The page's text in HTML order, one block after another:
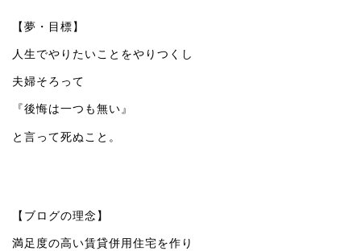
【夢・目標】
人生でやりたいことをやりつくし
夫婦そろって
『後悔は一つも無い』
と言って死ぬこと。
【ブログの理念】
満足度の高い賃貸併用住宅を作り